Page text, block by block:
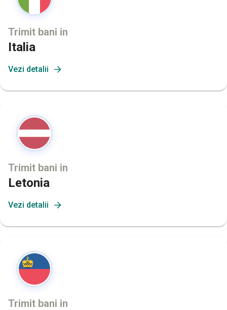
Trimit bani in
Italia
Vezi detalii
Trimit bani in
Letonia
Vezi detalii
Trimit bani in